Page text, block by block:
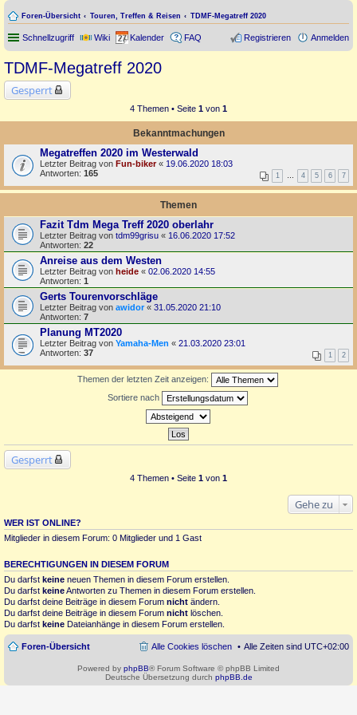
Foren-Übersicht Touren, Treffen & Reisen TDMF-Megatreff 2020
Schnellzugriff Wiki Kalender FAQ Anmelden
Registrieren
TDMF-Megatreff 2020
Gesperrt
4 Themen • Seite 1 von 1
Bekanntmachungen
Megatreffen 2020 im Westerwald
Letzter Beitrag von Fun-biker« 19.06.2020 18:03
Antworten: 165 1 … 4 5 6 7
Themen
Fazit Tdm Mega Treff 2020 oberlahr
Letzter Beitrag von tdm99grisu « 16.06.2020 17:52
Antworten: 22
Anreise aus dem Westen
Letzter Beitrag von heide « 02.06.2020 14:55
Antworten: 1
Gerts Tourenvorschläge
Letzter Beitrag von awidor « 31.05.2020 21:10
Antworten: 7
Planung MT2020
Letzter Beitrag von Yamaha-Men « 21.03.2020 23:01
Antworten: 37 1 2
Themen der letzten Zeit anzeigen:
Sortiere nach
Gesperrt
4 Themen • Seite 1 von 1
Gehe zu
WER IST ONLINE?
Mitglieder in diesem Forum: 0 Mitglieder und 1 Gast
BERECHTIGUNGEN IN DIESEM FORUM
Du darfst keine neuen Themen in diesem Forum erstellen.
Du darfst keineAntworten zu Themen in diesem Forum erstellen.
Du darfst deine Beiträge in diesem Forum nicht ändern.
Du darfst deine Beiträge in diesem Forum nicht löschen.
Du darfst keine Dateianhänge in diesem Forum erstellen.
Foren-Übersicht Alle Zeiten sind UTC+02:00
Alle Cookies löschen
Powered by phpBB® Forum Software © phpBB Limited
Deutsche Übersetzung durch phpBB.de